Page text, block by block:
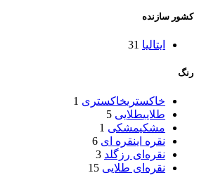
کشور سازنده
ایتالیا 31
رنگ
خاکستریخاکستری 1
طلاییطلایی 5
مشکیمشکی 1
نقره اینقره ای 6
نقره‌ای رزگلد 3
نقره‌ای طلایی 15